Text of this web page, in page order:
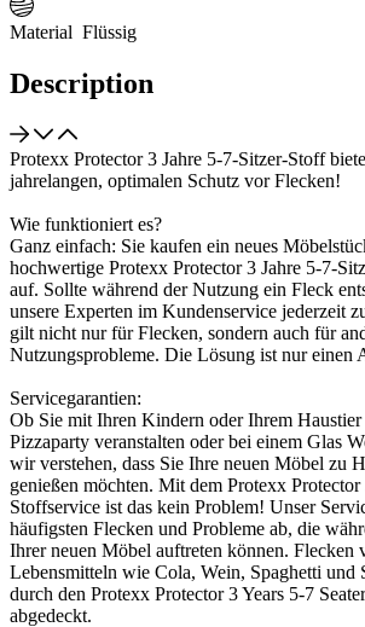
Material Flüssig
Description
Protexx Protector 3 Jahre 5-7-Sitzer-Stoff
jahrelangen, optimalen Schutz vor Flecken!
Wie funktioniert es?
Ganz einfach: Sie kaufen ein neues
hochwertige Protexx Protector 3 Jahre 5-7-
auf. Sollte während der Nutzung ein Fleck
unsere Experten im Kundenservice jederzeit
gilt nicht nur für Flecken, sondern auch für
Nutzungsprobleme. Die Lösung ist nur einen
Servicegarantien:
Ob Sie mit Ihren Kindern oder Ihrem Haustier
Pizzaparty veranstalten oder bei einem Glas
wir verstehen, dass Sie Ihre neuen Möbel zu
genießen möchten. Mit dem Protexx
Stoffservice ist das kein Problem! Unser
häufigsten Flecken und Probleme ab, die
Ihrer neuen Möbel auftreten können. Flecken
Lebensmitteln wie Cola, Wein, Spaghetti und
durch den Protexx Protector 3 Years 5-7
abgedeckt.